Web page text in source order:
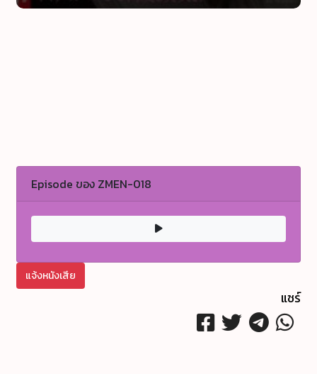
Episode ของ ZMEN-018
แจ้งหนังเสีย
แชร์